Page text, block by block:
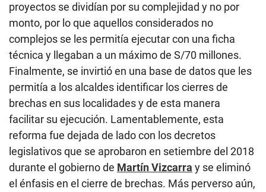
proyectos se dividían por su complejidad y no por
monto, por lo que aquellos considerados no
complejos se les permitía ejecutar con una ficha
técnica y llegaban a un máximo de S/70 millones.
Finalmente, se invirtió en una base de datos que les
permitía a los alcaldes identificar los cierres de
brechas en sus localidades y de esta manera
facilitar su ejecución. Lamentablemente, esta
reforma fue dejada de lado con los decretos
legislativos que se aprobaron en setiembre del 2018
durante el gobierno de Martín Vizcarra y se eliminó
el énfasis en el cierre de brechas. Más perverso aún,